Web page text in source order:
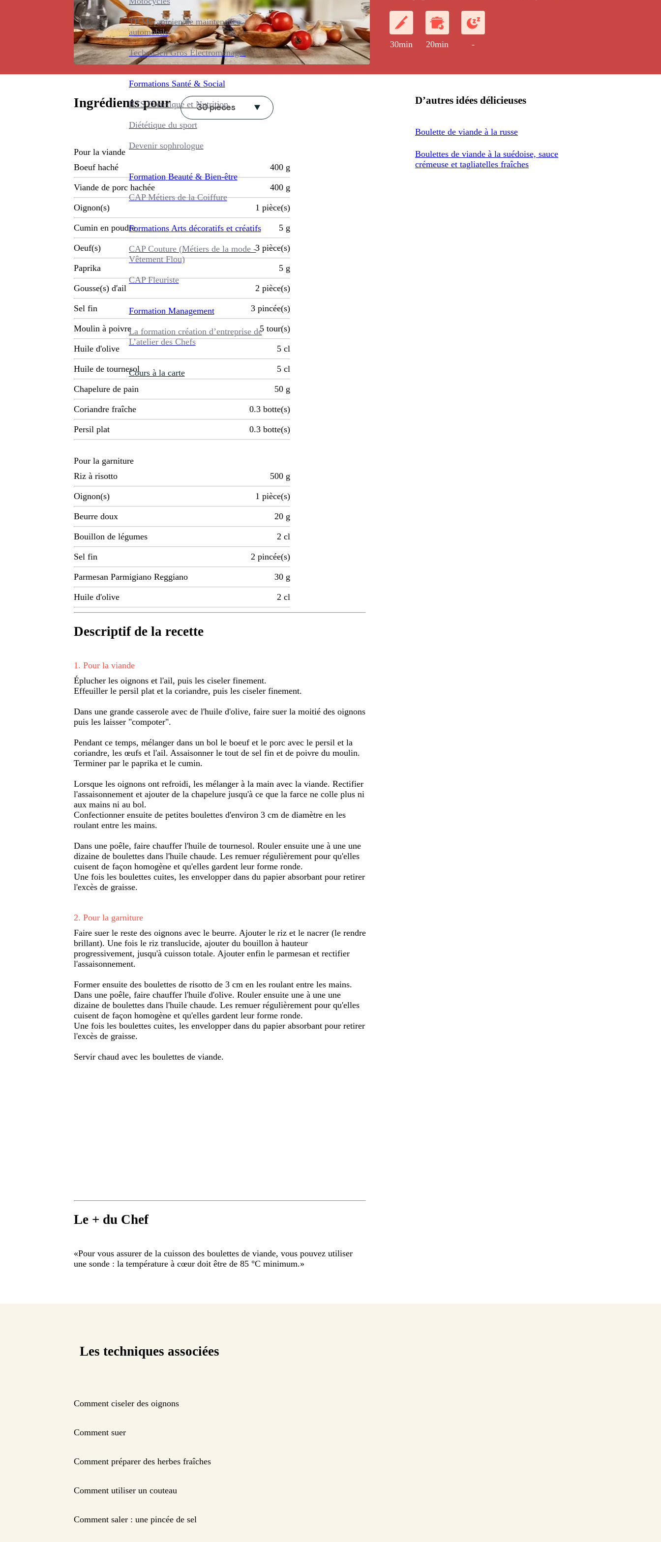
TP Mécanicien de maintenance
automobile
Technicien Gros Électroménager
Formations Santé & Social
BTS Diététique et Nutrition
Diététique du sport
Devenir sophrologue
Formation Beauté & Bien-être
CAP Métiers de la Coiffure
Formations Arts décoratifs et créatifs
CAP Couture (Métiers de la mode -
Vêtement Flou)
CAP Fleuriste
Formation Management
La formation création d’entreprise de
L’atelier des Chefs
Cours à la carte
30min 20min -
Ingrédients pour 30 pièces
Pour la viande
Boeuf haché
400 g
Viande de porc hachée 400 g
Oignon(s) 1 pièce(s)
Cumin en poudre 5 g
Oeuf(s) 3 pièce(s)
Paprika 5 g
Gousse(s) d'ail 2 pièce(s)
Sel fin 3 pincée(s)
Moulin à poivre 5 tour(s)
Huile d'olive 5 cl
Huile de tournesol 5 cl
Chapelure de pain 50 g
Coriandre fraîche 0.3 botte(s)
Persil plat 0.3 botte(s)
Pour la garniture
Riz à risotto
500 g
Oignon(s) 1 pièce(s)
Beurre doux 20 g
Bouillon de légumes 2 cl
Sel fin 2 pincée(s)
Parmesan Parmigiano Reggiano 30 g
Huile d'olive 2 cl
Descriptif de la recette
1 . Pour la viande
Éplucher les oignons et l'ail, puis les ciseler finement.
Effeuiller le persil plat et la coriandre, puis les ciseler finement.
Dans une grande casserole avec de l'huile d'olive, faire suer la moitié des oignons
puis les laisser "compoter".
Pendant ce temps, mélanger dans un bol le boeuf et le porc avec le persil et la
coriandre, les œufs et l'ail. Assaisonner le tout de sel fin et de poivre du moulin.
Terminer par le paprika et le cumin.
Lorsque les oignons ont refroidi, les mélanger à la main avec la viande. Rectifier
l'assaisonnement et ajouter de la chapelure jusqu'à ce que la farce ne colle plus ni
aux mains ni au bol.
Confectionner ensuite de petites boulettes d'environ 3 cm de diamètre en les
roulant entre les mains.
Dans une poêle, faire chauffer l'huile de tournesol. Rouler ensuite une à une une
dizaine de boulettes dans l'huile chaude. Les remuer régulièrement pour qu'elles
cuisent de façon homogène et qu'elles gardent leur forme ronde.
Une fois les boulettes cuites, les envelopper dans du papier absorbant pour retirer
l'excès de graisse.
2. Pour la garniture
Faire suer le reste des oignons avec le beurre. Ajouter le riz et le nacrer (le rendre
brillant). Une fois le riz translucide, ajouter du bouillon à hauteur
progressivement, jusqu'à cuisson totale. Ajouter enfin le parmesan et rectifier
l'assaisonnement.
Former ensuite des boulettes de risotto de 3 cm en les roulant entre les mains.
Dans une poêle, faire chauffer l'huile d'olive. Rouler ensuite une à une une
dizaine de boulettes dans l'huile chaude. Les remuer régulièrement pour qu'elles
cuisent de façon homogène et qu'elles gardent leur forme ronde.
Une fois les boulettes cuites, les envelopper dans du papier absorbant pour retirer
l'excès de graisse.
Servir chaud avec les boulettes de viande.
Le + du Chef
«Pour vous assurer de la cuisson des boulettes de viande, vous pouvez utiliser
une sonde : la température à cœur doit être de 85 °C minimum.»
D’autres idées délicieuses
Boulette de viande à la russe
Boulettes de viande à la suédoise, sauce
crémeuse et tagliatelles fraîches
Les techniques associées
Comment ciseler des oignons
Comment suer
Comment préparer des herbes fraîches
Comment utiliser un couteau
Comment saler : une pincée de sel